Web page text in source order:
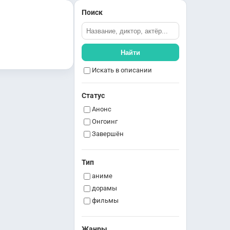
Поиск
Найти
Искать в описании
Статус
Анонс
Онгоинг
Завершён
Тип
аниме
дорамы
фильмы